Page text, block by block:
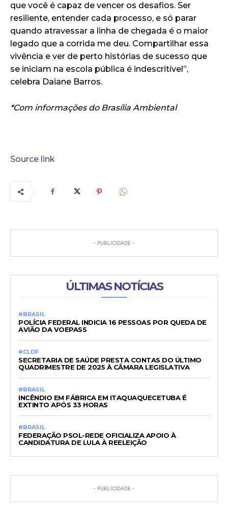
que você é capaz de vencer os desafios. Ser
resiliente, entender cada processo, e só parar
quando atravessar a linha de chegada é o maior
legado que a corrida me deu. Compartilhar essa
vivência e ver de perto histórias de sucesso que
se iniciam na escola pública é indescritível”,
celebra Daiane Barros.
*Com informações do Brasília Ambiental
Source link
- PUBLICIDADE -
ÚLTIMAS NOTÍCIAS
#BRASIL
POLÍCIA FEDERAL INDICIA 16 PESSOAS POR QUEDA DE
AVIÃO DA VOEPASS
#CLDF
SECRETARIA DE SAÚDE PRESTA CONTAS DO ÚLTIMO
QUADRIMESTRE DE 2025 À CÂMARA LEGISLATIVA
#BRASIL
INCÊNDIO EM FÁBRICA EM ITAQUAQUECETUBA É
EXTINTO APÓS 33 HORAS
#BRASIL
FEDERAÇÃO PSOL-REDE OFICIALIZA APOIO À
CANDIDATURA DE LULA À REELEIÇÃO
- PUBLICIDADE -